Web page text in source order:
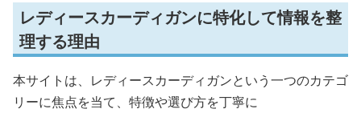
レディースカーディガンに特化して情報を整
理する理由
本サイトは、レディースカーディガンという一つのカテゴ
リーに焦点を当て、特徴や選び方を丁寧に